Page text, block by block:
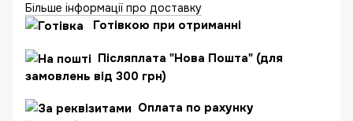
Більше інформації про доставку
Готівкою при отриманні
Післяплата "Нова Пошта" (для
замовлень від 300 грн)
Оплата по рахунку